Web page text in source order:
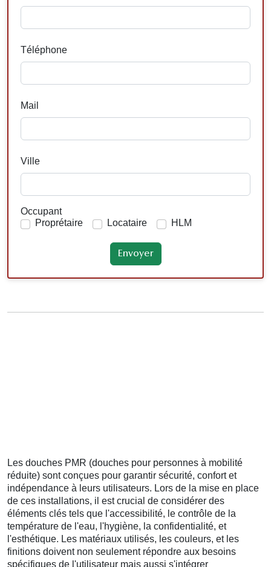
Téléphone
Mail
Ville
Occupant
Proprétaire
Locataire HLM
Les douches PMR (douches pour personnes à mobilité
réduite) sont conçues pour garantir sécurité, confort et
indépendance à leurs utilisateurs. Lors de la mise en place
de ces installations, il est crucial de considérer des
éléments clés tels que l'accessibilité, le contrôle de la
température de l'eau, l'hygiène, la confidentialité, et
l'esthétique. Les matériaux utilisés, les couleurs, et les
finitions doivent non seulement répondre aux besoins
spécifiques de l'utilisateur mais aussi s'intégrer